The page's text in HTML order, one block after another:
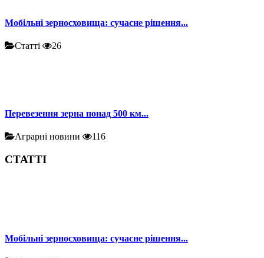
Мобільні зерносховища: сучасне рішення...
Статті 26
Перевезення зерна понад 500 км...
Аграрні новини 116
СТАТТІ
Мобільні зерносховища: сучасне рішення...